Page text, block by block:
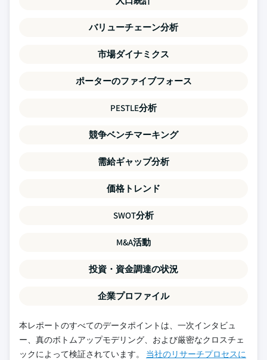
バリューチェーン分析
市場ダイナミクス
ポーターのファイブフォース
PESTLE分析
競争ベンチマーキング
需給ギャップ分析
価格トレンド
SWOT分析
M&A活動
投資・資金調達の状況
企業プロファイル
本レポートのすべてのデータポイントは、一次インタビュ
ー、真のボトムアップモデリング、および厳密なクロスチェ
ックによって検証されています。 当社のリサーチプロセスに